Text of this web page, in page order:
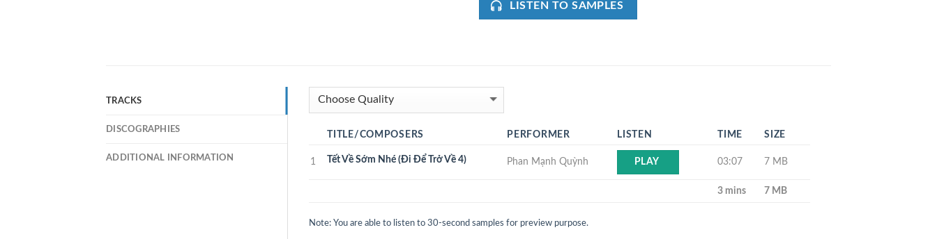
LISTEN TO SAMPLES
TRACKS
DISCOGRAPHIES
ADDITIONAL INFORMATION
TITLE/COMPOSERS PERFORMER LISTEN TIME SIZE
1 Tết Về Sớm Nhé (Đi Để Trở Về 4) Phan Mạnh Quỳnh PLAY 03:07 7 MB
3 mins 7 MB
Note: You are able to listen to 30-second samples for preview purpose.